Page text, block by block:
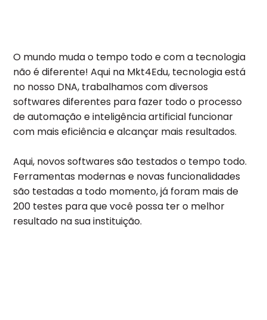
O mundo muda o tempo todo e com a tecnologia
não é diferente! Aqui na Mkt4Edu, tecnologia está
no nosso DNA, trabalhamos com diversos
softwares diferentes para fazer todo o processo
de automação e inteligência artificial funcionar
com mais eficiência e alcançar mais resultados.
Aqui, novos softwares são testados o tempo todo.
Ferramentas modernas e novas funcionalidades
são testadas a todo momento, já foram mais de
200 testes para que você possa ter o melhor
resultado na sua instituição.